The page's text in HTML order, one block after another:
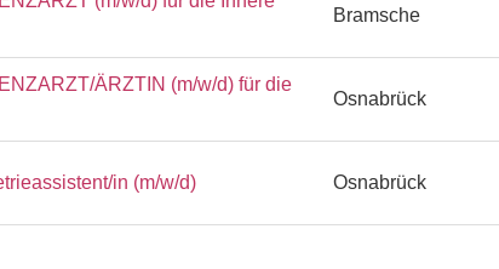
Bramsche
ÄRZTIN (m/w/d) für die
Osnabrück
in (m/w/d) Osnabrück